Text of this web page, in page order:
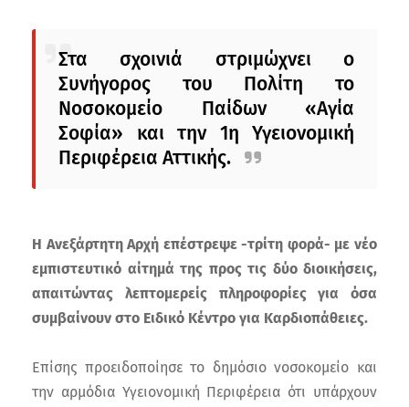
Στα σχοινιά στριμώχνει ο
Συνήγορος του Πολίτη το
Νοσοκομείο Παίδων «Αγία
Σοφία» και την 1η Υγειονομική
Περιφέρεια Αττικής.
Η Ανεξάρτητη Αρχή επέστρεψε -τρίτη φορά- με νέο
εμπιστευτικό αίτημά της προς τις δύο διοικήσεις,
απαιτώντας λεπτομερείς πληροφορίες για όσα
συμβαίνουν στο Ειδικό Κέντρο για Καρδιοπάθειες.
Επίσης προειδοποίησε το δημόσιο νοσοκομείο και
την αρμόδια Υγειονομική Περιφέρεια ότι υπάρχουν